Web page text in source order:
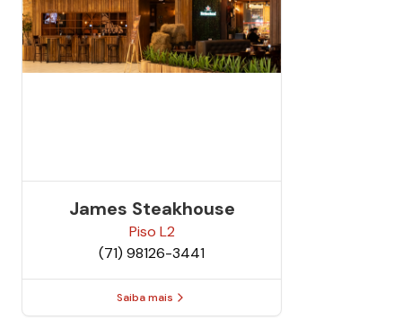
James Steakhouse
Piso L2
(71) 98126-3441
Saiba mais